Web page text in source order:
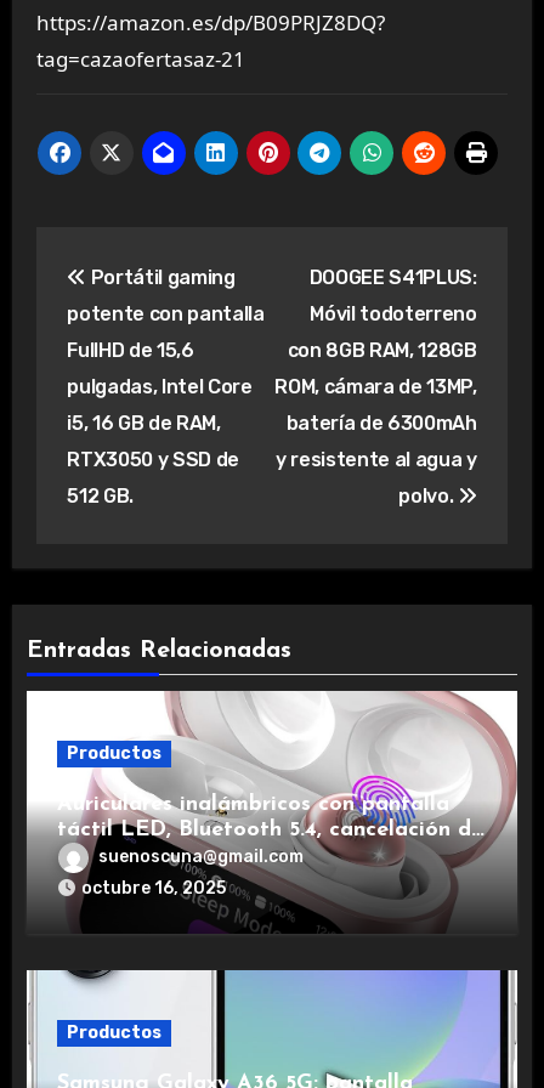
https://amazon.es/dp/B09PRJZ8DQ?
tag=cazaofertasaz-21
de
entradas
Portátil gaming
potente con pantalla
FullHD de 15,6
pulgadas, Intel Core
i5, 16 GB de RAM,
RTX3050 y SSD de
512 GB.
DOOGEE S41PLUS:
Móvil todoterreno
con 8GB RAM, 128GB
ROM, cámara de 13MP,
batería de 6300mAh
y resistente al agua y
polvo.
Entradas Relacionadas
Productos
Auriculares inalámbricos con pantalla
táctil LED, Bluetooth 5.4, cancelación de
ruido, impermeables y de larga duración.
suenoscuna@gmail.com
octubre 16, 2025
Productos